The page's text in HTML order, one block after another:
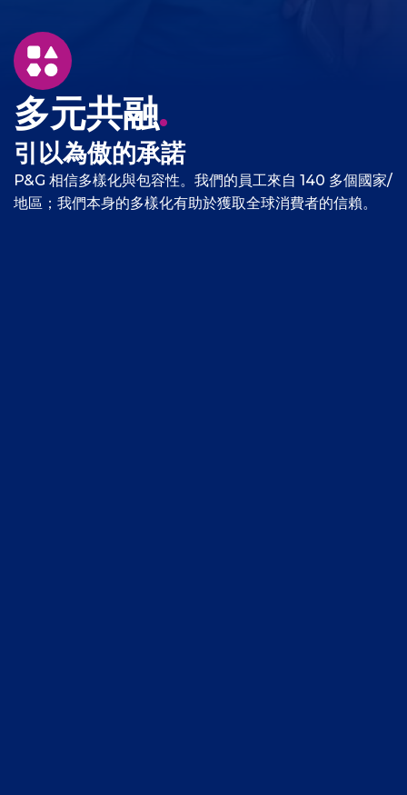
多元共融.
引以為傲的承諾
P&G 相信多樣化與包容性。我們的員工來自 140 多個國家/
地區；我們本身的多樣化有助於獲取全球消費者的信賴。